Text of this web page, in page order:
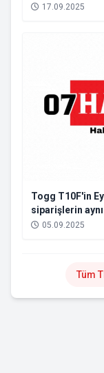
17.09.2025
Togg T10F'in
siparişlerin
05.09.2025
Tüm